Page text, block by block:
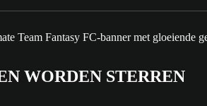
WORDEN STERREN